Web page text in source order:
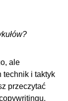
ale
technik i taktyk
przeczytać
.